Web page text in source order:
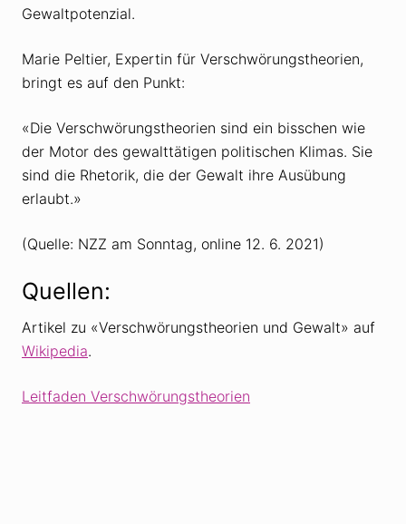
Gewaltpotenzial.
Marie Peltier, Expertin für Verschwörungstheorien,
bringt es auf den Punkt:
«Die Verschwörungstheorien sind ein bisschen wie
der Motor des gewalttätigen politischen Klimas. Sie
sind die Rhetorik, die der Gewalt ihre Ausübung
erlaubt.»
(Quelle: NZZ am Sonntag, online 12. 6. 2021)
Quellen:
Artikel zu «Verschwörungstheorien und Gewalt» auf
Wikipedia.
Leitfaden Verschwörungstheorien